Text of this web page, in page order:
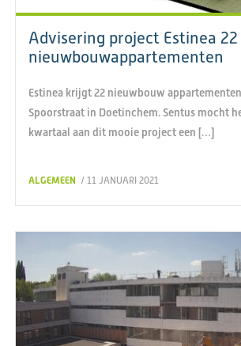
Advisering project Estinea 22
nieuwbouwappartementen
Estinea krijgt 22 nieuwbouw
Spoorstraat in Doetinchem. Sentus mocht
kwartaal aan dit mooie project een […]
ALGEMEEN / 11 JANUARI 2021